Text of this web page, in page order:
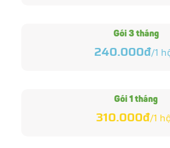
Gói 3 tháng
240.000đ/1
Gói 1 tháng
310.000đ/1